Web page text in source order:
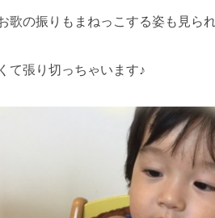
歌の振りもまねっこする姿も見ら
て張り切っちゃいます♪